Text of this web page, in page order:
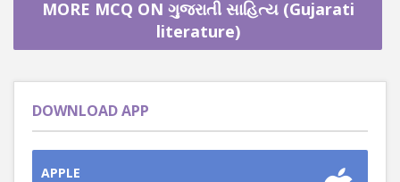
MORE MCQ ON ગુજરાતી સાહિત્ય (Gujarati
literature)
DOWNLOAD APP
APPLE